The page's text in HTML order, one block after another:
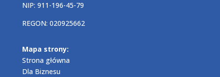
NIP: 911-196-45-79
REGON: 020925662
Mapa strony:
Strona główna
Dla Biznesu